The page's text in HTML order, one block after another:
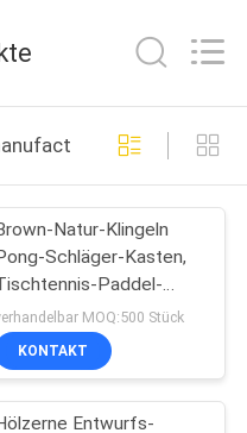
Natur-Klingeln
Schläger-Kasten,
Paddel-
für
MOQ:500 Stück
KONTAKT
Entwurfs-